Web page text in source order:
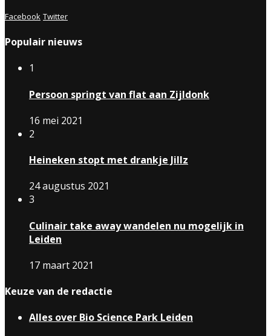
Facebook Twitter
Populair nieuws
1
Persoon springt van flat aan Zijldonk
16 mei 2021
2
Heineken stopt met drankje Jillz
24 augustus 2021
3
Culinair take away wandelen nu mogelijk in
Leiden
17 maart 2021
Keuze van de redactie
Alles over Bio Science Park Leiden